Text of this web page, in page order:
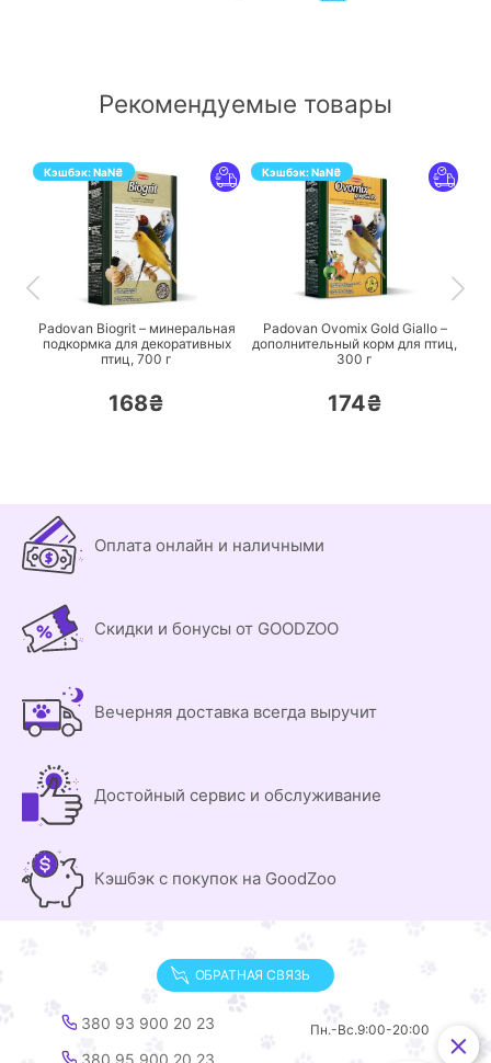
Рекомендуемые товары
Кэшбэк:NaN₴
ПЕРЕЙТИ
Padovan Biogrit – минеральная
подкормка для декоративных
птиц, 700 г
168₴
Кэшбэк:NaN₴
ПЕРЕЙТИ
Padovan Ovomix Gold Giallo –
дополнительный корм для птиц,
300 г
174₴
Оплата онлайн и наличными
Скидки и бонусы от GOODZOO
Вечерняя доставка всегда выручит
Достойный сервис и обслуживание
Кэшбэк с покупок на GoodZoo
ОБРАТНАЯ СВЯЗЬ
380 93 900 20 23
380 95 900 20 23
Пн.-Вс.9:00-20:00